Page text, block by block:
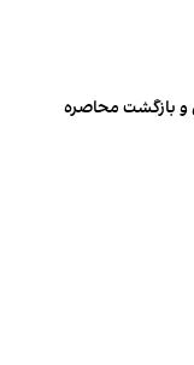
و بازگشت محاصره